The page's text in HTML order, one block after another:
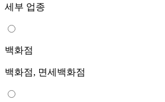
세부 업종
백화점
백화점, 면세백화점